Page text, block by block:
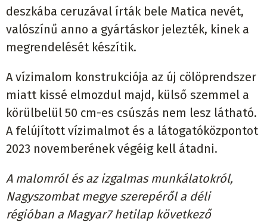
deszkába ceruzával írták bele Matica nevét,
valószínű anno a gyártáskor jelezték, kinek a
megrendelését készítik.
A vízimalom konstrukciója az új cölöprendszer
miatt kissé elmozdul majd, külső szemmel a
körülbelül 50 cm-es csúszás nem lesz látható.
A felújított vízimalmot és a látogatóközpontot
2023 novemberének végéig kell átadni.
A malomról és az izgalmas munkálatokról,
Nagyszombat megye szerepéről a déli
régióban a Magyar7 hetilap következő